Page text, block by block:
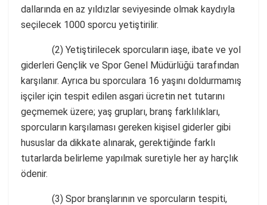
dallarında en az yıldızlar seviyesinde olmak kaydıyla
seçilecek 1000 sporcu yetiştirilir.
(2) Yetiştirilecek sporcuların iaşe, ibate ve yol
giderleri Gençlik ve Spor Genel Müdürlüğü tarafından
karşılanır. Ayrıca bu sporculara 16 yaşını doldurmamış
işçiler için tespit edilen asgari ücretin net tutarını
geçmemek üzere; yaş grupları, branş farklılıkları,
sporcuların karşılaması gereken kişisel giderler gibi
hususlar da dikkate alınarak, gerektiğinde farklı
tutarlarda belirleme yapılmak suretiyle her ay harçlık
ödenir.
(3) Spor branşlarının ve sporcuların tespiti,